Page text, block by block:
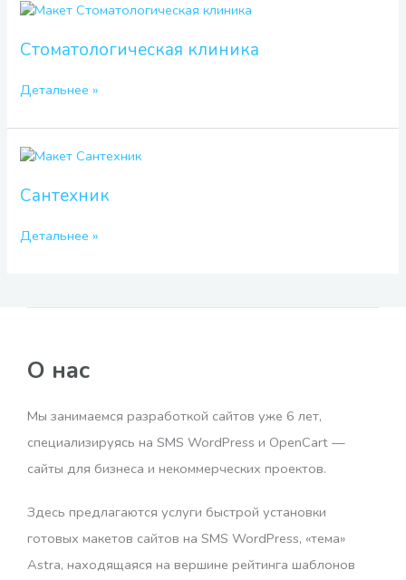
Стоматологическая клиника
Стоматологическая
Детальнее »
Сантехник
Сантехник
Детальнее »
О нас
Мы занимаемся разработкой сайтов уже 6 лет,
специализируясь на SMS WordPress и OpenCart —
сайты для бизнеса и некоммерческих проектов.
Здесь предлагаются услуги быстрой установки
готовых макетов сайтов на SMS WordPress, «тема»
Astra, находящаяся на вершине рейтинга шаблонов